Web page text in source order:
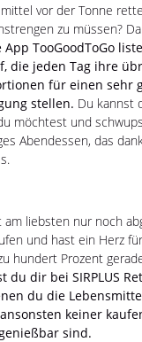
vor der Tonne
zu müssen?
App TooGoodToGo
die jeden Tag ihre
für einen sehr
stellen. Du kannst
du möchtest und
Abendessen, das
am liebsten nur noch
und hast ein Herz
hundert Prozent
du dir bei SIRPLUS
du die
ansonsten keiner
sind.